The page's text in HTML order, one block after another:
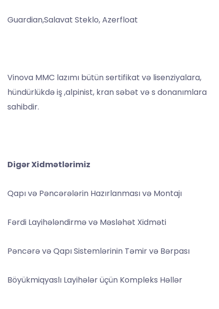
Guardian,⁠Salavat Steklo, ⁠Azerfloat
Vinova MMC lazımı bütün sertifikat və lisenziyalara,
hündürlükdə iş ,alpinist, kran səbət və s donanımlara
sahibdir.
Digər Xidmətlərimiz
Qapı və Pəncərələrin Hazırlanması və Montajı
Fərdi Layihələndirmə və Məsləhət Xidməti
Pəncərə və Qapı Sistemlərinin Təmir və Bərpası
Böyükmiqyaslı Layihələr üçün Kompleks Həllər